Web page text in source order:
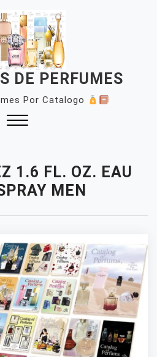
DE PERFUMES
Por Catalogo
1.6 FL. OZ. EAU
MEN